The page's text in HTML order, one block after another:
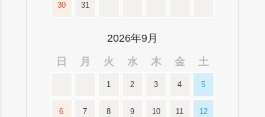
30 31
2026年9月
日
月 火 水 木 金 土
1 2 3 4 5
6 7 8 9 10 11 12